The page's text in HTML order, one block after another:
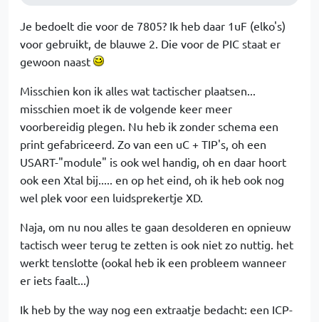
Je bedoelt die voor de 7805? Ik heb daar 1uF (elko's)
voor gebruikt, de blauwe 2. Die voor de PIC staat er
gewoon naast
Misschien kon ik alles wat tactischer plaatsen...
misschien moet ik de volgende keer meer
voorbereidig plegen. Nu heb ik zonder schema een
print gefabriceerd. Zo van een uC + TIP's, oh een
USART-"module" is ook wel handig, oh en daar hoort
ook een Xtal bij..... en op het eind, oh ik heb ook nog
wel plek voor een luidsprekertje XD.
Naja, om nu nou alles te gaan desolderen en opnieuw
tactisch weer terug te zetten is ook niet zo nuttig. het
werkt tenslotte (ookal heb ik een probleem wanneer
er iets faalt...)
Ik heb by the way nog een extraatje bedacht: een ICP-